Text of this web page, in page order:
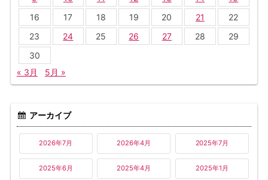
16
17 18 19 20 21
22
23
24 25 26 27 28
29
30
« 3月
5月 »
アーカイブ
2026年7月 2026年4月 2025年7月
2025年6月 2025年4月 2025年1月